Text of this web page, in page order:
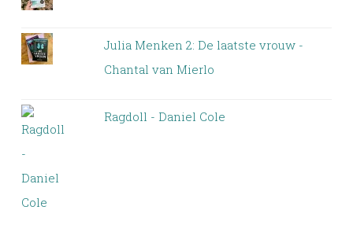
Julia Menken 2: De laatste vrouw -
Chantal van Mierlo
Ragdoll - Daniel Cole